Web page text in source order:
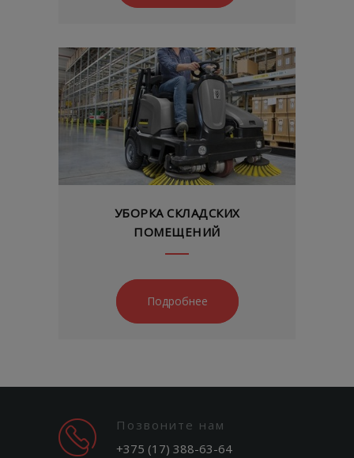
УБОРКА СКЛАДСКИХ
ПОМЕЩЕНИЙ
Подробнее
Позвоните нам
+375 (17) 388-63-64